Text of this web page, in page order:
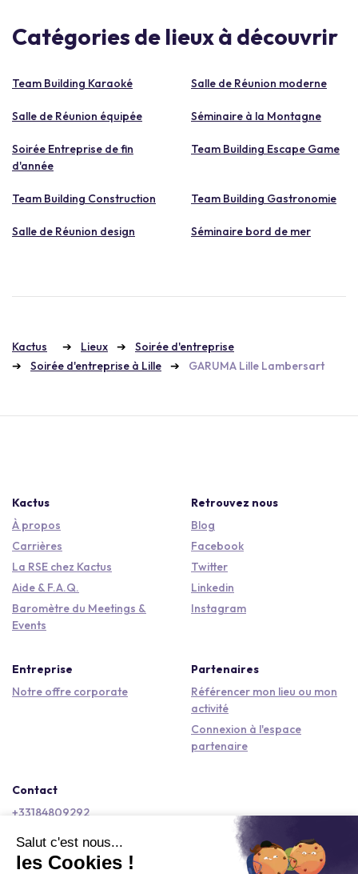
Catégories de lieux à découvrir
Team Building Karaoké Salle de Réunion moderne
Salle de Réunion équipée Séminaire à la Montagne
Soirée Entreprise de fin
d'année
Team Building Escape Game
Team Building Construction Team Building Gastronomie
Salle de Réunion design Séminaire bord de mer
Kactus Lieux
Soirée d'entreprise
Soirée d'entreprise à Lille
GARUMA Lille Lambersart
Kactus
À propos
Carrières
La RSE chez Kactus
Aide & F.A.Q.
Baromètre du Meetings &
Events
Retrouvez nous
Blog
Facebook
Twitter
Linkedin
Instagram
Entreprise
Notre offre corporate
Partenaires
Référencer mon lieu ou mon
activité
Connexion à l'espace
partenaire
Contact
+33184809292